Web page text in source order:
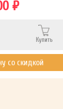
₽
Купить
со скидкой